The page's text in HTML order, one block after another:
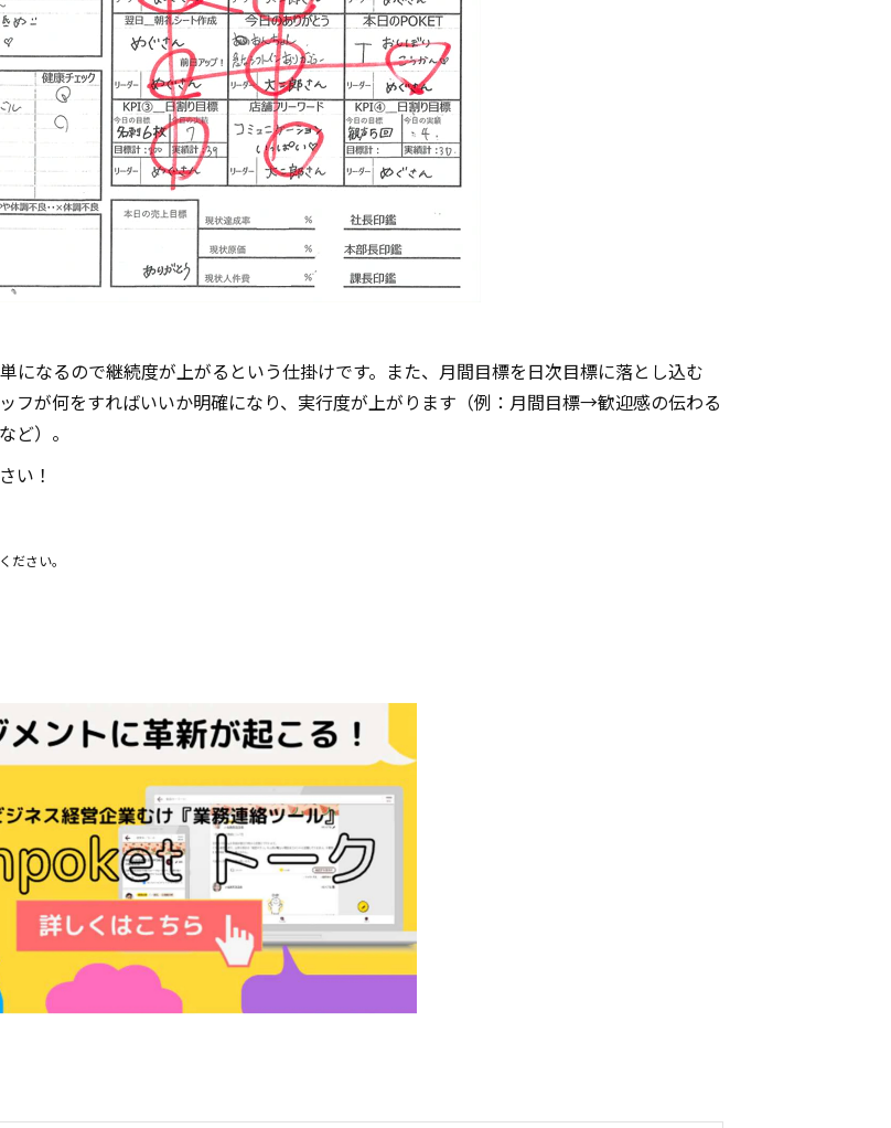
になるので継続度が上がるという仕掛けです。また、月間目標を日次目標に落とし込む
フが何をすればいいか明確になり、実行度が上がります（例：月間目標→歓迎感の伝わる
ど）。
い！
さい。